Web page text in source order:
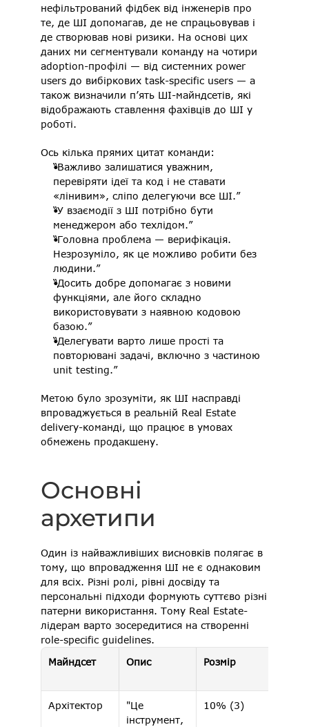
нефільтрований фідбек від інженерів про
те, де ШІ допомагав, де не спрацьовував і
де створював нові ризики. На основі цих
даних ми сегментували команду на чотири
adoption-профілі — від системних power
users до вибіркових task-specific users — а
також визначили п’ять ШІ-майндсетів, які
відображають ставлення фахівців до ШІ у
роботі.
Ось кілька прямих цитат команди:
“Важливо залишатися уважним,
перевіряти ідеї та код і не ставати
«лінивим», сліпо делегуючи все ШІ.”
“У взаємодії з ШІ потрібно бути
менеджером або техлідом.”
“Головна проблема — верифікація.
Незрозуміло, як це можливо робити без
людини.”
“Досить добре допомагає з новими
функціями, але його складно
використовувати з наявною кодовою
базою.”
“Делегувати варто лише прості та
повторювані задачі, включно з частиною
unit testing.”
Метою було зрозуміти, як ШІ насправді
впроваджується в реальній Real Estate
delivery-команді, що працює в умовах
обмежень продакшену.
Основні
архетипи
Один із найважливіших висновків полягає в
тому, що впровадження ШІ не є однаковим
для всіх. Різні ролі, рівні досвіду та
персональні підходи формують суттєво різні
патерни використання. Тому Real Estate-
лідерам варто зосередитися на створенні
role-specific guidelines.
Майндсет
Опис Розмір
Архітектор
"Це
інструмент,
10% (3)